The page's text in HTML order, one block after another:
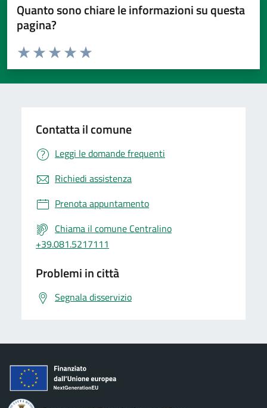
Quanto sono chiare le informazioni su questa
pagina?
Valuta da 1 a 5 stelle la pagina
Valuta 5 stelle su 5
Valuta 4 stelle su 5
Valuta 3 stelle su 5
Valuta 2 stelle su 5
Valuta 1 stelle su 5
Contatta il comune
Leggi le domande frequenti
Richiedi assistenza
Prenota appuntamento
Chiama il comune Centralino
+39.081.5217111
Problemi in città
Segnala disservizio